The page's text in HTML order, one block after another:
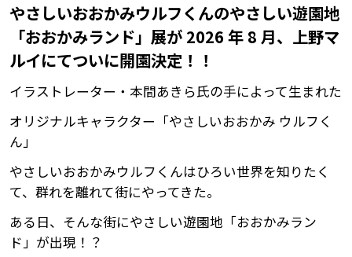
やさしいおおかみウルフくんのやさしい遊園地
「おおかみランド」展が 2026 年 8 月、上野マ
ルイにてついに開園決定！！
イラストレーター・本間あきら氏の手によって生まれた
オリジナルキャラクター「やさしいおおかみ ウルフく
ん」
やさしいおおかみウルフくんはひろい世界を知りたく
て、群れを離れて街にやってきた。
ある日、そんな街にやさしい遊園地「おおかみラン
ド」が出現！？